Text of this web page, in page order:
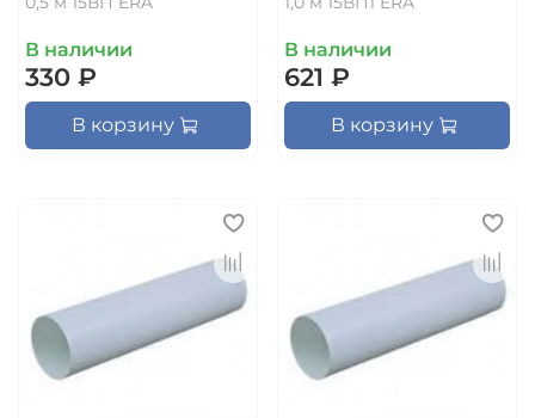
В наличии
330 ₽
В корзину
В наличии
621 ₽
В корзину